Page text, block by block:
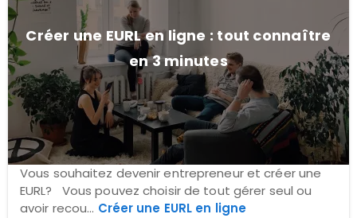
Créer une EURL en ligne : tout connaître
en 3 minutes
Vous souhaitez devenir entrepreneur et créer une
EURL? Vous pouvez choisir de tout gérer seul ou
avoir recou... Créer une EURL en ligne